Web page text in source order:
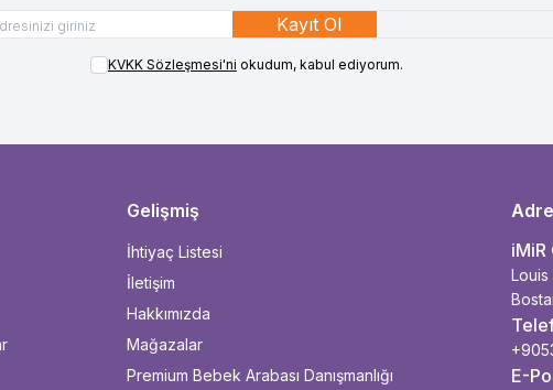
Kayıt Ol
KVKK Sözleşmesi'ni okudum, kabul ediyorum.
Gelişmiş
İhtiyaç Listesi
İletişim
Hakkımızda
Mağazalar
Premium Bebek Arabası Danışmanlığı
iMiR
E-